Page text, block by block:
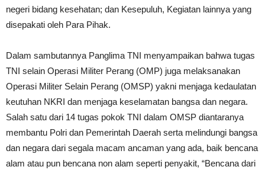
negeri bidang kesehatan; dan Kesepuluh, Kegiatan lainnya yang
disepakati oleh Para Pihak.
Dalam sambutannya Panglima TNI menyampaikan bahwa tugas
TNI selain Operasi Militer Perang (OMP) juga melaksanakan
Operasi Militer Selain Perang (OMSP) yakni menjaga kedaulatan
keutuhan NKRI dan menjaga keselamatan bangsa dan negara.
Salah satu dari 14 tugas pokok TNI dalam OMSP diantaranya
membantu Polri dan Pemerintah Daerah serta melindungi bangsa
dan negara dari segala macam ancaman yang ada, baik bencana
alam atau pun bencana non alam seperti penyakit, “Bencana dari